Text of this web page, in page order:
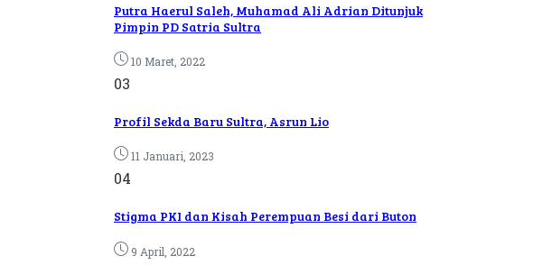
Putra Haerul Saleh, Muhamad Ali Adrian Ditunjuk
Pimpin PD Satria Sultra
10 Maret, 2022
03
Profil Sekda Baru Sultra, Asrun Lio
11 Januari, 2023
04
Stigma PKI dan Kisah Perempuan Besi dari Buton
9 April, 2022